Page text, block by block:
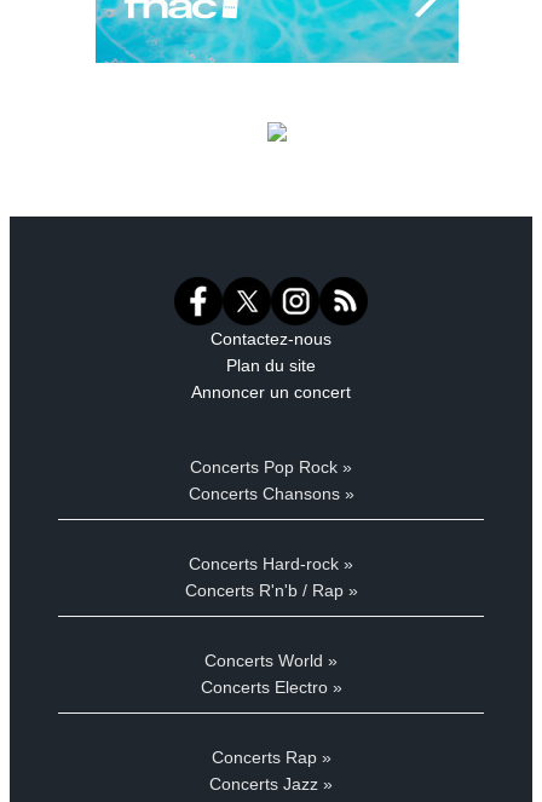
Contactez-nous
Plan du site
Annoncer un concert
Concerts Pop Rock »
Concerts Chansons »
Concerts Hard-rock »
Concerts R'n'b / Rap »
Concerts World »
Concerts Electro »
Concerts Rap »
Concerts Jazz »